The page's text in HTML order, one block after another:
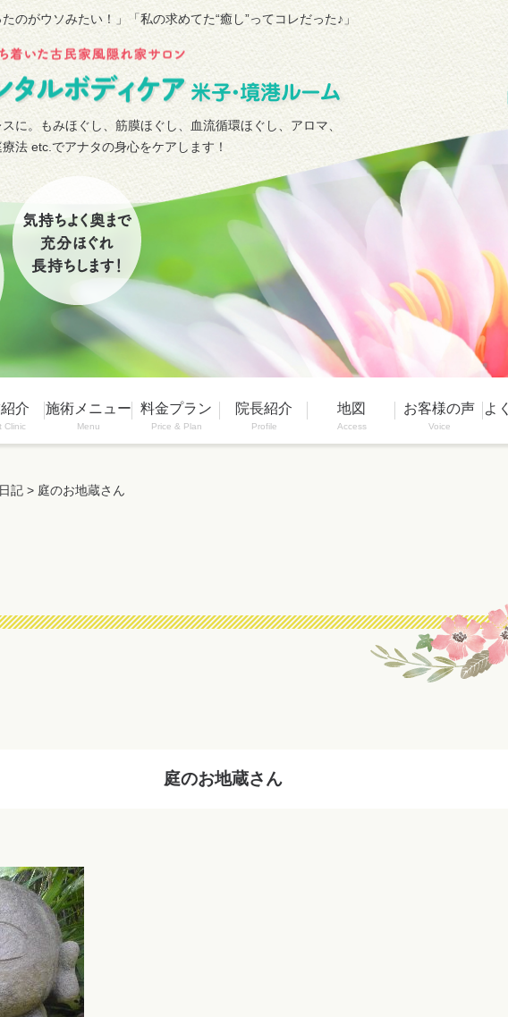
のがウソみたい！」 「私の求めてた“癒し”ってコレだった♪」
に。もみほぐし、筋膜ほぐし、血流循環ほぐし、アロマ、
法 etc.でアナタの身心をケアします！
介
Clinic
施術メニュー
Menu
料金プラン
Price & Plan
院長紹介
Profile
地図
Access
お客様の声
Voice
よ
記 > 庭のお地蔵さん
庭のお地蔵さん